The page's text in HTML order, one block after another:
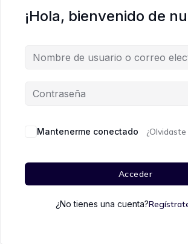
¡Hola, bienvenido de
Mantenerme conectado
Acceder
¿No tienes una cuenta?